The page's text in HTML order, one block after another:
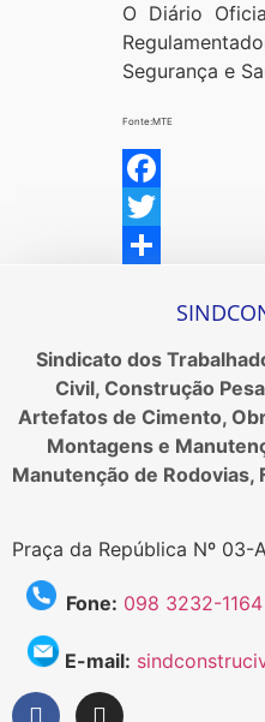
O Diário
Segurança e
Fonte:MTE
Facebook
Twitter
Sindicato dos
Civil, Construção
Artefatos de Cimento,
Montagens e
Manutenção de Rodovias,
Praça da República Nº 03-
Fone: 098 3232-1164
E-mail: